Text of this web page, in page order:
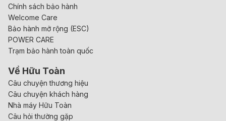
Chính sách bảo hành
Welcome Care
Bảo hành mở rộng (ESC)
POWER CARE
Trạm bảo hành toàn quốc
Về Hữu Toàn
Câu chuyện thương hiệu
Câu chuyện khách hàng
Nhà máy Hữu Toàn
Câu hỏi thường gặp